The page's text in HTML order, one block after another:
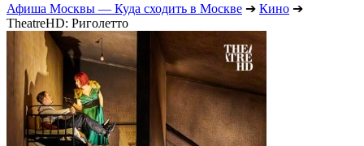
Афиша Москвы — Куда сходить в Москве ➔ Кино ➔
TheatreHD: Риголетто